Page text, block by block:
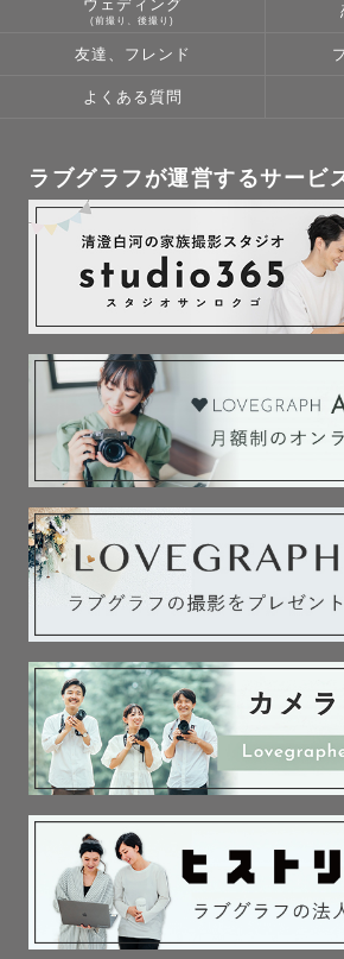
- - - - - - - - - - - - - - - - - - - - - -
「人を笑顔にする仕事がしたい」
その夢は、小学3年生のときに出会った
ダンスの先生からもらいました✨
テーマパークで踊るその姿は、
見ている人の心をふっと明るくして
笑顔が連鎖していくのがわかりました。
私も“誰かの心をあたためる人”になり
ずっと思っていました。
でも、学生時代は人見知りで
仲間外れにされた経験もあります。
ひとりで泣いた夜に思ったのは、
「人を置いてけぼりにしない人でいたい
という強い願いでした。
そんな私が出会ったのが「カメラ」📸
父の一眼で桜を撮ったとき、
世界が彩って見えて胸が熱くなりまし
友達を撮って写真を渡したとき
その笑顔を見た瞬間、気付いたんです。
「あ、これが私のやりたかったことだ
だから私が大切にしているのは
ウェディング
(前撮り、後撮り)
友達、フレンド
よくある質問
ラブグラフが運営するサービ